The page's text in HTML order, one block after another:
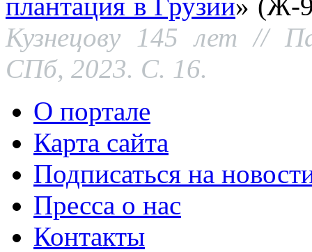
Кузнецову 145 лет //
СПб, 2023. С. 16.
О портале
Карта сайта
Подписаться на
Пресса о нас
Контакты